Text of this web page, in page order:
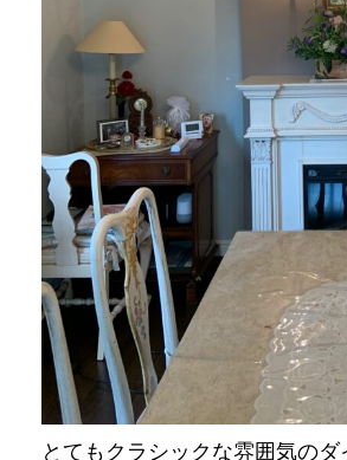
とてもクラシックな雰囲気の